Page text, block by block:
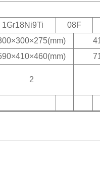
1Gr18Ni9Ti 08F
×300×275(mm)
×410×460(mm)
2